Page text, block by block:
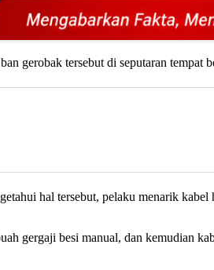
gerobak tersebut di seputaran
hal tersebut, pelaku menarik
gergaji besi manual, dan kemudian